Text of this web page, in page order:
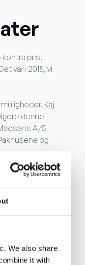
We also share
it with
kontra pris.
var i 2015, vi
Kaj
denne
A/S
og
Men vi har
vi det